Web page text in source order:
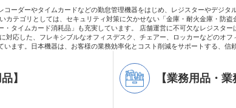
ーダーやタイムカードなどの勤怠管理機器をはじめ、レジスターやデジ
テゴリとしては、セキュリティ対策に欠かせない「金庫・耐火金庫・防
タイムカード消耗品」も充実しています。 店舗運営に不可欠なレジスタ
応した、フレキシブルなオフィスデスク、チェアー、ロッカーなどのオ
ます。日本機器は、お客様の業務効率化とコスト削減をサポートする、信
】 【業務用品・業